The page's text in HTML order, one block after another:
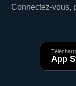
Connectez-vous,
App